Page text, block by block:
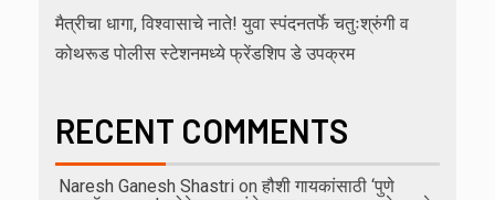
मैत्रीचा धागा, विश्वासाचे नाते! युवा स्पंदनतर्फे चतुःश्रुंगी व
कोथरूड पोलीस स्टेशनमध्ये फ्रेंडशिप डे उपक्रम
RECENT COMMENTS
Naresh Ganesh Shastri on हौशी गायकांसाठी ‘पुणे